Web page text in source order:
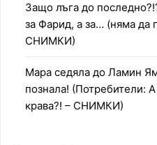
Защо лъга до
за Фарид, а за… (няма да
СНИМКИ)
Мара седяла до Ламин
познала! (Потребители:
крава?! – СНИМКИ)